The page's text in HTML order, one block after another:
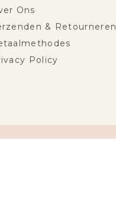
Ons
& Retourneren
Policy